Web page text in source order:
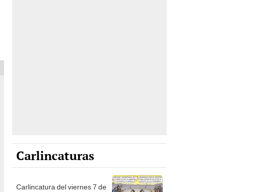
Carlincaturas
Carlincatura del viernes 7 de